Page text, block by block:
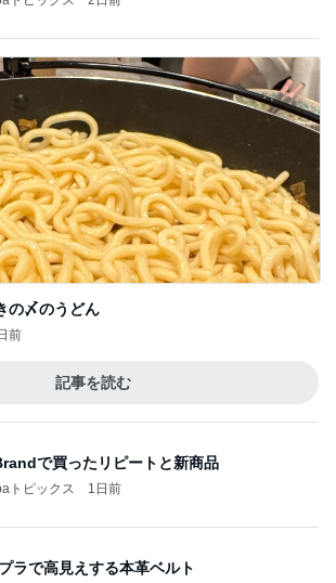
の〆のうどん
前
記事を読む
で買ったリピートと新商品
トピックス 1日前
ラで高見えする本革ベルト